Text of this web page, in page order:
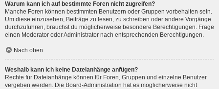
Warum kann ich auf bestimmte Foren nicht zugreifen?
Manche Foren können bestimmten Benutzern oder Gruppen vorbehalten sein.
Um diese einzusehen, Beiträge zu lesen, zu schreiben oder andere Vorgänge
durchzuführen, brauchst du möglicherweise besondere Berechtigungen. Frage
einen Moderator oder Administrator nach entsprechenden Berechtigungen.
Nach oben
Weshalb kann ich keine Dateianhänge anfügen?
Rechte für Dateianhänge können für Foren, Gruppen und einzelne Benutzer
vergeben werden. Die Board-Administration hat es möglicherweise nicht